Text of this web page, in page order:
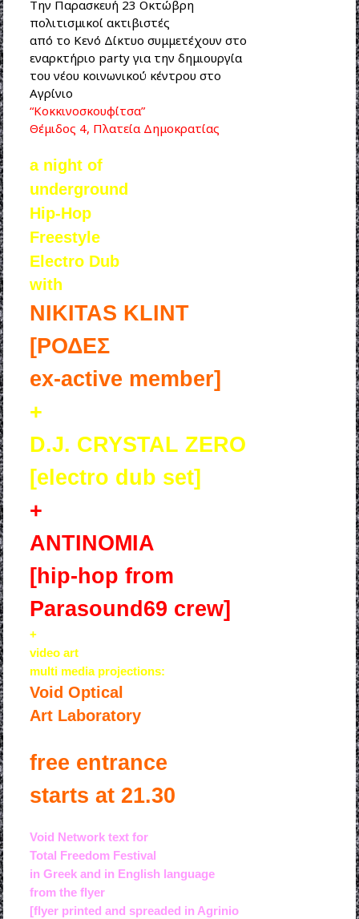
Tην Παρασκευή 23 Οκτώβρη
πολιτισμικοί ακτιβιστές
από το Κενό Δίκτυο συμμετέχουν στο
εναρκτήριο party για την δημιουργία
του νέου κοινωνικού κέντρου στο
Αγρίνιο
“Κοκκινοσκουφίτσα”
Θέμιδος 4, Πλατεία Δημοκρατίας
a night of
underground
Hip-Hop
Freestyle
Electro Dub
with
NIKITAS KLINT
[ΡΟΔΕΣ
ex-active member]
+
D.J. CRYSTAL ZERO
[electro dub set]
+
ANTINOMIA
[hip-hop from
Parasound69 crew]
+
video art
multi media projections:
Void Optical
Art Laboratory
free entrance
starts at 21.30
Void Network text for
Total Freedom Festival
in Greek and in English language
from the flyer
[flyer printed and spreaded in Agrinio